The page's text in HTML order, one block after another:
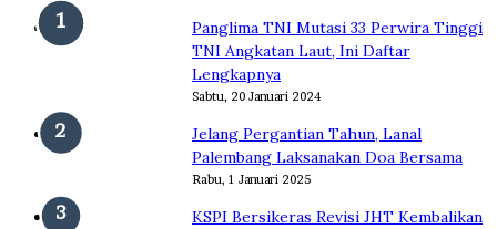
Panglima TNI Mutasi 33 Perwira Tinggi
TNI Angkatan Laut, Ini Daftar
Lengkapnya
Sabtu, 20 Januari 2024
Jelang Pergantian Tahun, Lanal
Palembang Laksanakan Doa Bersama
Rabu, 1 Januari 2025
KSPI Bersikeras Revisi JHT Kembalikan